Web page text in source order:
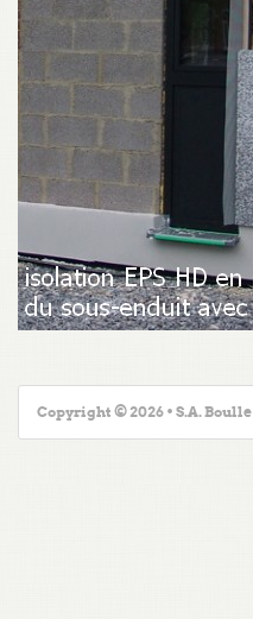
Copyright © 2026 • S.A. Boulle